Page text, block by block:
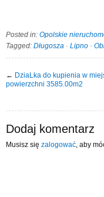
Posted in: Opolskie
Tagged: Długosza · Lipno ·
← DziaLka do kupienia w
powierzchni 3585.00m2
Dodaj komentarz
Musisz się zalogować , aby